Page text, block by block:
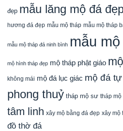
đẹp mẫu lăng mộ đá
hương đá đẹp mẫu mộ tháp mẫu mộ tháp
mẫu mộ tháp đá ninh bình mẫu
mộ hình tháp đẹp mộ tháp phật giáo
không mái mộ đá lục giác mộ đá
phong thuỷ tháp mộ sư tháp mộ
tâm linh xây mộ bằng đá đẹp xây mộ
đồ thờ đá